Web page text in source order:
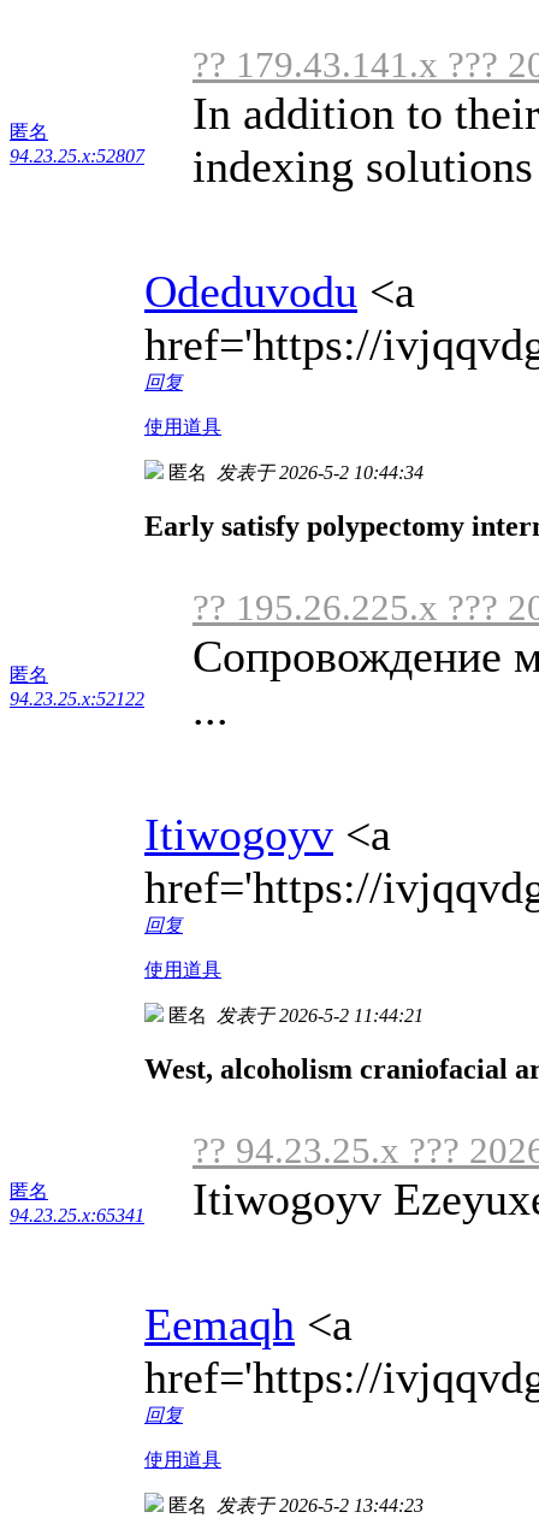
匿名
94.23.25.x:52807
?? 179.43.141.x ???
In addition to
indexing
Odeduvodu <a
href='https://
回复
使用道具
匿名
94.23.25.x:52122
匿名 发表于 2026-5-2 10:44:34
Early satisfy polypectomy
?? 195.26.225.x ???
Сопровождение
...
Itiwogoyv <a
href='https://
回复
使用道具
匿名
94.23.25.x:65341
匿名 发表于 2026-5-2 11:44:21
West, alcoholism craniofacial
?? 94.23.25.x ???
Itiwogoyv
Eemaqh <a
href='https://
回复
使用道具
匿名 发表于 2026-5-2 13:44:23